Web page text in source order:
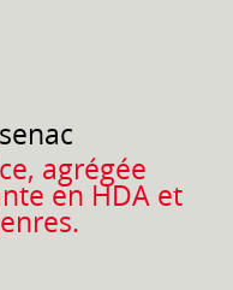
agrégée
en HDA et